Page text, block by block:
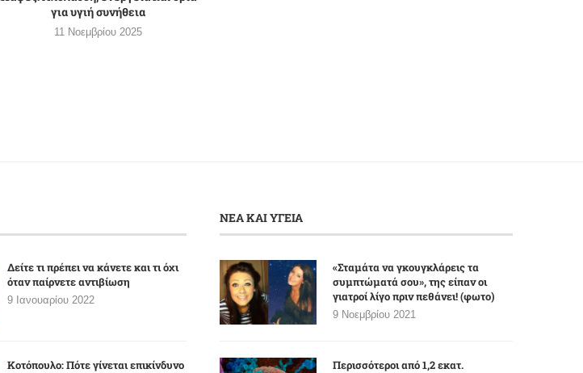
για υγιή συνήθεια
11 Νοεμβρίου 2025
Δείτε τι πρέπει να κάνετε και τι όχι
όταν παίρνετε αντιβίωση
9 Ιανουαρίου 2022
Κοτόπουλο: Πότε γίνεται επικίνδυνο
ΝΕΑ ΚΑΙ ΥΓΕΙΑ
«Σταμάτα να γκουγκλάρεις τα
συμπτώματά σου», της είπαν οι
γιατροί λίγο πριν πεθάνει! (φωτο)
9 Νοεμβρίου 2021
Περισσότεροι από 1,2 εκατ.